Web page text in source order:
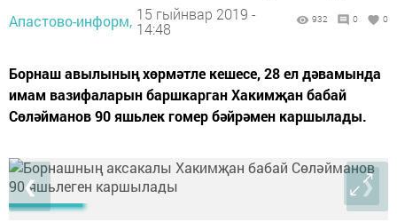
Апастово-информ, 15 гыйнвар 2019 -
14:48
932 0 0
Борнаш авылының хөрмәтле кешесе, 28 ел дәвамында
имам вазифаларын баршкарган Хакимҗан бабай
Сөләйманов 90 яшьлек гомер бәйрәмен каршылады.
❮ ❯